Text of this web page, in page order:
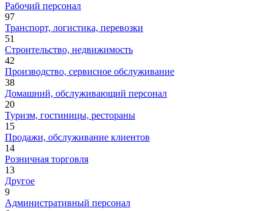
Рабочий персонал
97
Транспорт, логистика, перевозки
51
Строительство, недвижимость
42
Производство, сервисное обслуживание
38
Домашний, обслуживающий персонал
20
Туризм, гостиницы, рестораны
15
Продажи, обслуживание клиентов
14
Розничная торговля
13
Другое
9
Административный персонал